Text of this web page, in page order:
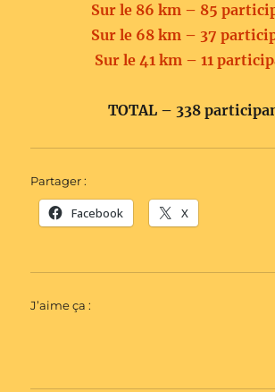
Sur le 86 km – 85
Sur le 68 km – 37
Sur le 41 km – 11
TOTAL – 338
Partager :
Facebook X
J’aime ça :